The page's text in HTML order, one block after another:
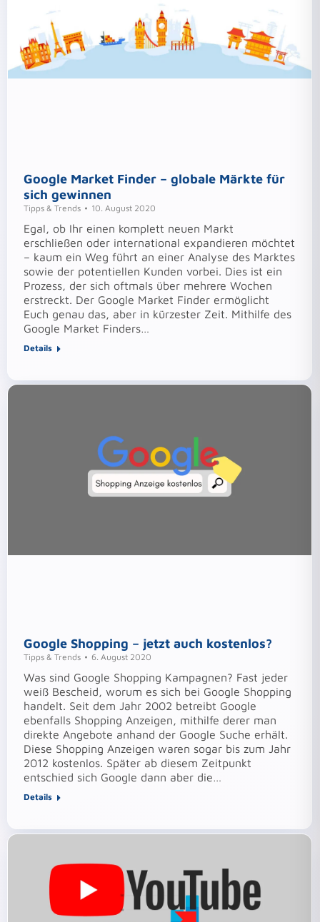
Google Market Finder – globale Märkte für
sich gewinnen
Tipps & Trends 10. August 2020
Egal, ob Ihr einen komplett neuen Markt
erschließen oder international expandieren möchtet
– kaum ein Weg führt an einer Analyse des Marktes
sowie der potentiellen Kunden vorbei. Dies ist ein
Prozess, der sich oftmals über mehrere Wochen
erstreckt. Der Google Market Finder ermöglicht
Euch genau das, aber in kürzester Zeit. Mithilfe des
Google Market Finders…
Details
Google Shopping – jetzt auch kostenlos?
Tipps & Trends 6. August 2020
Was sind Google Shopping Kampagnen? Fast jeder
weiß Bescheid, worum es sich bei Google Shopping
handelt. Seit dem Jahr 2002 betreibt Google
ebenfalls Shopping Anzeigen, mithilfe derer man
direkte Angebote anhand der Google Suche erhält.
Diese Shopping Anzeigen waren sogar bis zum Jahr
2012 kostenlos. Später ab diesem Zeitpunkt
entschied sich Google dann aber die…
Details